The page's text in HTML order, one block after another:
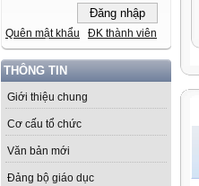
Quên mật khẩu ĐK thành viên
THÔNG TIN
Giới thiệu chung
Cơ cấu tổ chức
Văn bản mới
Đảng bộ giáo dục